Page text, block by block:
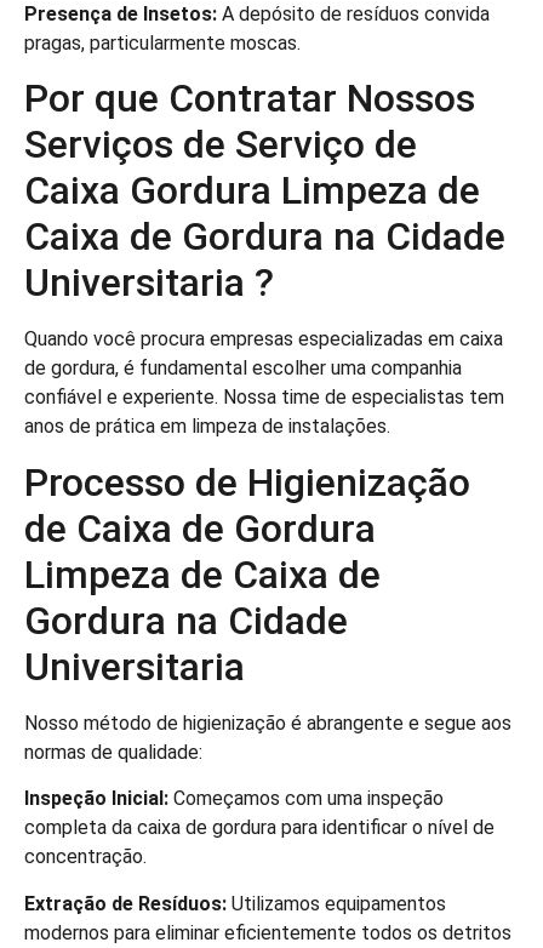
Presença de Insetos: A depósito de resíduos convida
pragas, particularmente moscas.
Por que Contratar Nossos
Serviços de Serviço de
Caixa Gordura Limpeza de
Caixa de Gordura na Cidade
Universitaria ?
Quando você procura empresas especializadas em caixa
de gordura, é fundamental escolher uma companhia
confiável e experiente. Nossa time de especialistas tem
anos de prática em limpeza de instalações.
Processo de Higienização
de Caixa de Gordura
Limpeza de Caixa de
Gordura na Cidade
Universitaria
Nosso método de higienização é abrangente e segue aos
normas de qualidade:
Inspeção Inicial: Começamos com uma inspeção
completa da caixa de gordura para identificar o nível de
concentração.
Extração de Resíduos: Utilizamos equipamentos
modernos para eliminar eficientemente todos os detritos